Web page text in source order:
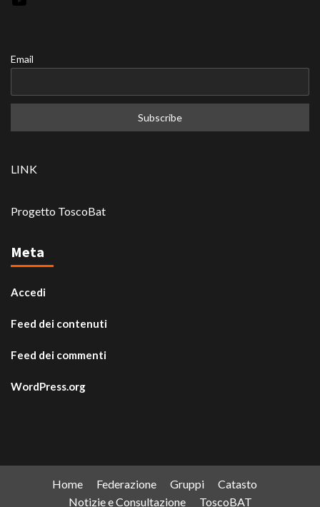
Email
LINK
Progetto ToscoBat
Meta
Accedi
Feed dei contenuti
Feed dei commenti
WordPress.org
Home Federazione Gruppi
Catasto
Notizie e Consultazione
ToscoBAT